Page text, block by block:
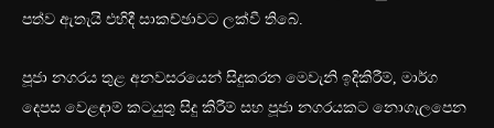
පත්ව ඇතැයි එහිදී සාකච්ඡාවට ලක්වී තිබේ.
පූජා නගරය තුළ අනවසරයෙන් සිදුකරන මෙවැනි ඉදිකිරීම්, මාර්ග
දෙපස වෙළඳාම් කටයුතු සිදු කිරීම් සහ පූජා නගරයකට නොගැලපෙන